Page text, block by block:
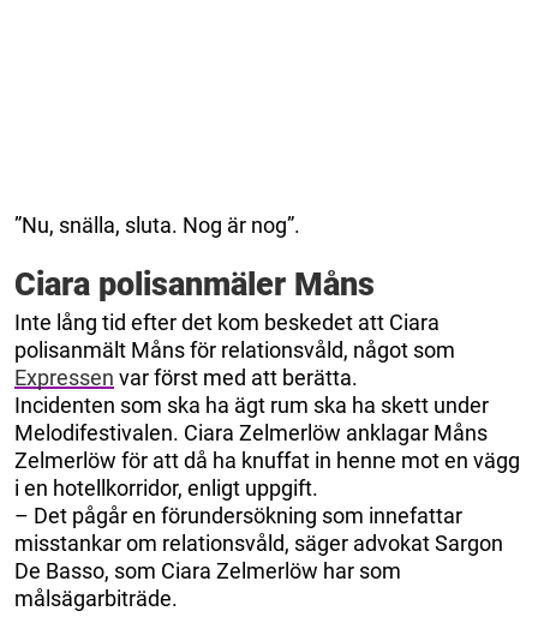
”Nu, snälla, sluta. Nog är nog”.
Ciara polisanmäler Måns
Inte lång tid efter det kom beskedet att Ciara
polisanmält Måns för relationsvåld, något som
Expressen var först med att berätta.
Incidenten som ska ha ägt rum ska ha skett under
Melodifestivalen. Ciara Zelmerlöw anklagar Måns
Zelmerlöw för att då ha knuffat in henne mot en vägg
i en hotellkorridor, enligt uppgift.
– Det pågår en förundersökning som innefattar
misstankar om relationsvåld, säger advokat Sargon
De Basso, som Ciara Zelmerlöw har som
målsägarbiträde.